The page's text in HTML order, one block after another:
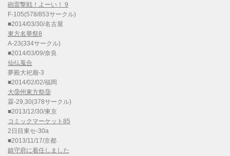
砲雷撃戦！よーい！ 9
F-105(578/853サークル)
■2014/03/30/名古屋
東方名華祭8
A-23(334サークル)
■2014/03/09/奈良
仙仏蒐合
夢殿大祀廟-3
■2014/02/02/福岡
大⑨州東方祭⑨
霖-29,30(378サークル)
■2013/12/30/東京
コミックマーケット85
2日目東セ-30a
■2013/11/17/京都
鎮守府に着任しました